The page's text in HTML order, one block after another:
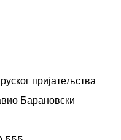
пријатељства
Барановски